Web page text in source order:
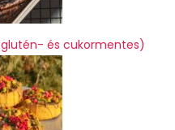
és cukormentes)